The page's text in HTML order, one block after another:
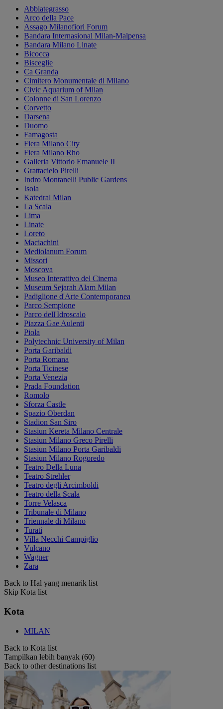
Abbiategrasso
Arco della Pace
Assago Milanofiori Forum
Bandara Internasional Milan-Malpensa
Bandara Milano Linate
Bicocca
Bisceglie
Ca Granda
Cimitero Monumentale di Milano
Civic Aquarium of Milan
Colonne di San Lorenzo
Corvetto
Darsena
Duomo
Famagosta
Fiera Milano City
Fiera Milano Rho
Galleria Vittorio Emanuele II
Grattacielo Pirelli
Indro Montanelli Public Gardens
Isola
Katedral Milan
La Scala
Lima
Linate
Loreto
Maciachini
Mediolanum Forum
Missori
Moscova
Museo Interattivo del Cinema
Museum Sejarah Alam Milan
Padiglione d'Arte Contemporanea
Parco Sempione
Parco dell'Idroscalo
Piazza Gae Aulenti
Piola
Polytechnic University of Milan
Porta Garibaldi
Porta Romana
Porta Ticinese
Porta Venezia
Prada Foundation
Romolo
Sforza Castle
Spazio Oberdan
Stadion San Siro
Stasiun Kereta Milano Centrale
Stasiun Milano Greco Pirelli
Stasiun Milano Porta Garibaldi
Stasiun Milano Rogoredo
Teatro Della Luna
Teatro Strehler
Teatro degli Arcimboldi
Teatro della Scala
Torre Velasca
Tribunale di Milano
Triennale di Milano
Turati
Villa Necchi Campiglio
Vulcano
Wagner
Zara
Back to Hal yang menarik list
Skip Kota list
Kota
MILAN
Back to Kota list
Tampilkan lebih banyak (60)
Back to other destinations list